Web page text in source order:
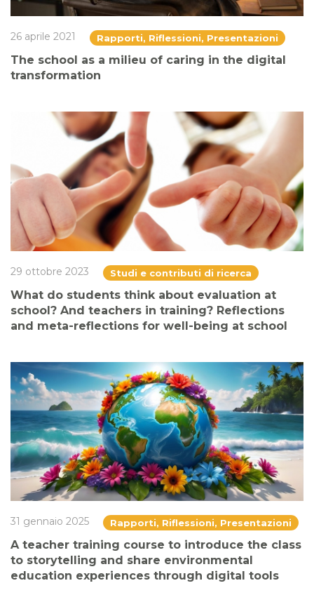
26 aprile 2021 Rapporti, Riflessioni, Presentazioni
The school as a milieu of caring in the digital
transformation
29 ottobre 2023 Studi e contributi di ricerca
What do students think about evaluation at
school? And teachers in training? Reflections
and meta-reflections for well-being at school
31 gennaio 2025 Rapporti, Riflessioni, Presentazioni
A teacher training course to introduce the class
to storytelling and share environmental
education experiences through digital tools